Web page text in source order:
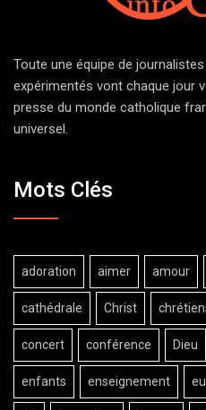
Toute une équipe de
expérimentés vont chaque jour
presse du monde catholique
universel.
Mots Clés
adoration aimer amour
cathédrale Christ
concert conférence Dieu
enfants enseignement